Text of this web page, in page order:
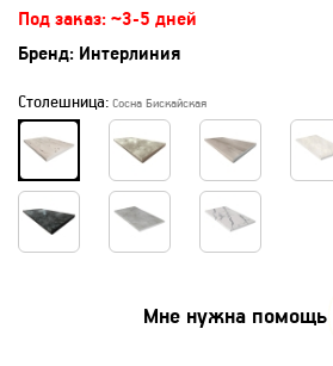
Под заказ: ~3-5 дней
Бренд: Интерлиния
Столешница: Сосна Бискайская
Мне нужна помощь